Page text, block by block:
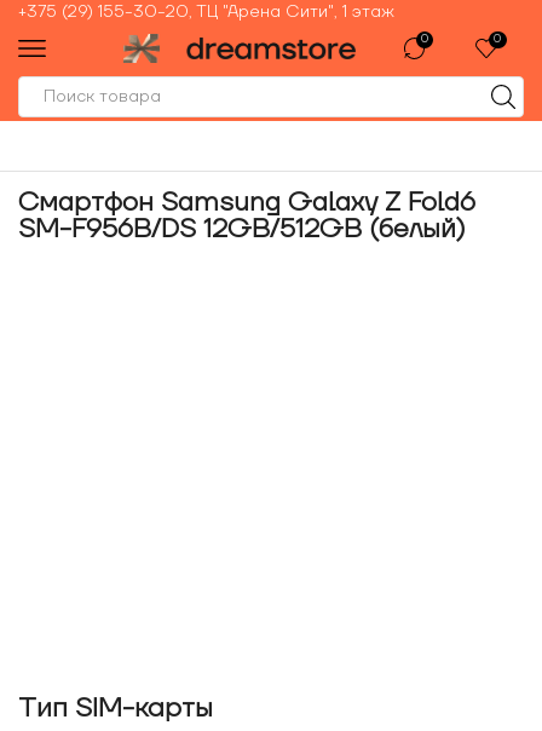
+375 (29) 155-30-20, ТЦ "Арена Сити", 1 этаж
0 0
Смартфон Samsung Galaxy Z Fold6
SM-F956B/DS 12GB/512GB (белый)
Тип SIM-карты